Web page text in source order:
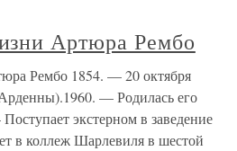
Артюра Рембо
Рембо 1854. — 20 октября
— Родилась его
экстерном в заведение
в коллеж Шарлевиля в шестой